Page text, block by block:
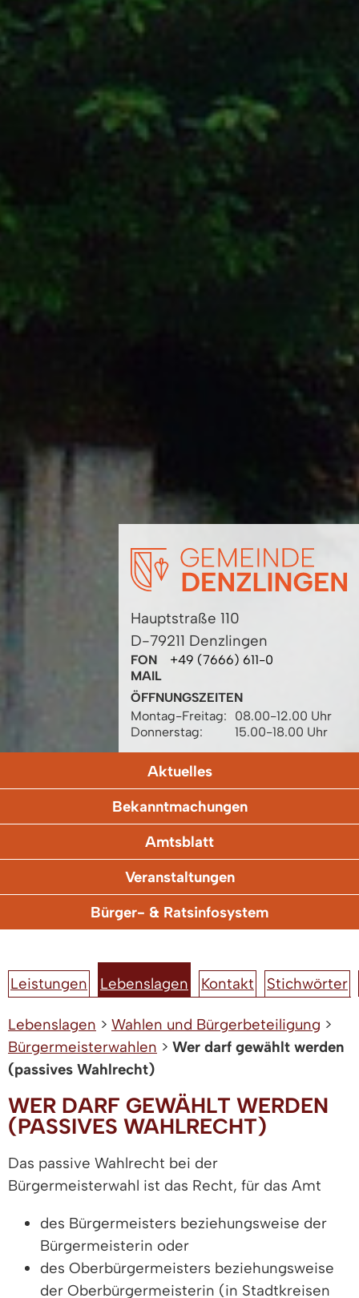
Hauptstraße 110
D-79211 Denzlingen
FON
+49 (7666) 611-0
MAIL
ÖFFNUNGSZEITEN
Montag-Freitag:
08.00-12.00 Uhr
Donnerstag:
15.00-18.00 Uhr
Aktuelles
Bekanntmachungen
Amtsblatt
Veranstaltungen
Bürger- & Ratsinfosystem
Leistungen Lebenslagen Kontakt Stichwörter
Lebenslagen > Wahlen und Bürgerbeteiligung >
Bürgermeisterwahlen > Wer darf gewählt werden
(passives Wahlrecht)
WER DARF GEWÄHLT WERDEN
(PASSIVES WAHLRECHT)
Das passive Wahlrecht bei der
Bürgermeisterwahl ist das Recht, für das Amt
des Bürgermeisters beziehungsweise der
Bürgermeisterin oder
des Oberbürgermeisters beziehungsweise
der Oberbürgermeisterin (in Stadtkreisen